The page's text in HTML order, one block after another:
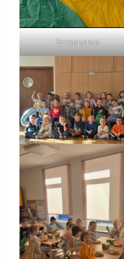
Screenshot